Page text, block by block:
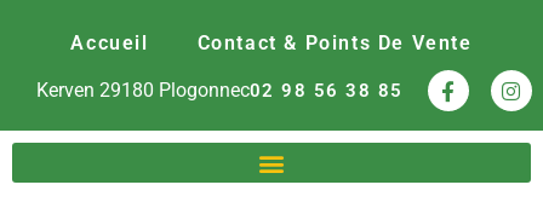
Accueil Contact & Points De Vente
Kerven 29180 Plogonnec02 98 56 38 85